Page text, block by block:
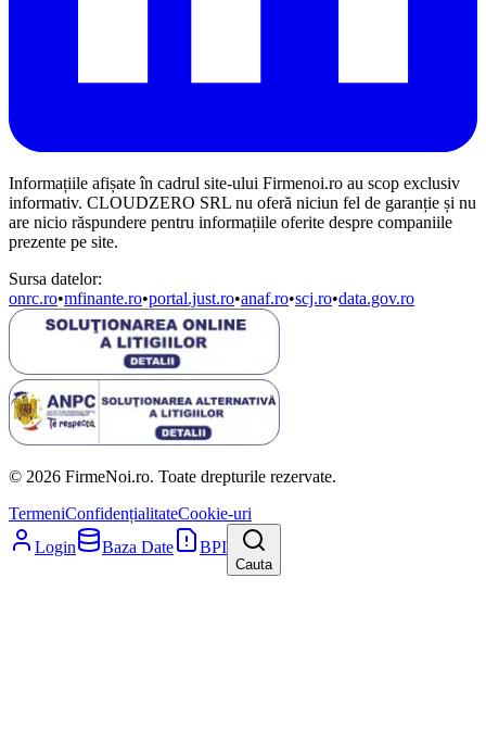
Informațiile afișate în cadrul site-ului Firmenoi.ro au scop exclusiv
informativ. CLOUDZERO SRL nu oferă niciun fel de garanție și nu
are nicio răspundere pentru informațiile oferite despre companiile
prezente pe site.
Sursa datelor:
onrc.ro•mfinante.ro•portal.just.ro•anaf.ro•scj.ro•data.gov.ro
© 2026 FirmeNoi.ro. Toate drepturile rezervate.
TermeniConfidențialitateCookie-uri
Login
Baza Date BPI
Cauta